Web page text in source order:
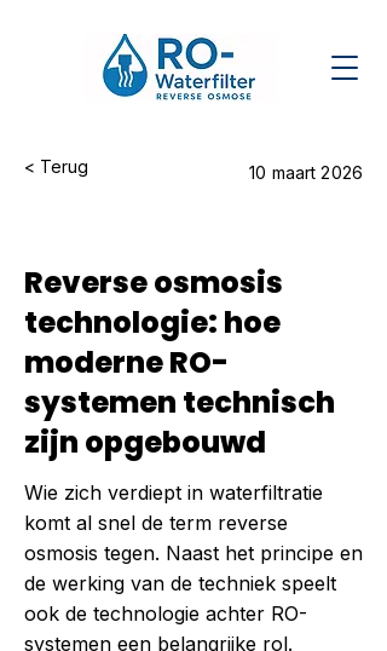
< Terug 10 maart 2026
Reverse osmosis
technologie: hoe
moderne RO-
systemen technisch
zijn opgebouwd
Wie zich verdiept in waterfiltratie
komt al snel de term reverse
osmosis tegen. Naast het principe en
de werking van de techniek speelt
ook de technologie achter RO-
systemen een belangrijke rol.